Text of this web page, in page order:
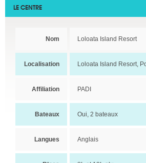
LE CENTRE
Nom Loloata Island Resort
Localisation Loloata Island Resort,
Affiliation PADI
Bateaux Oui, 2 bateaux
Langues Anglais